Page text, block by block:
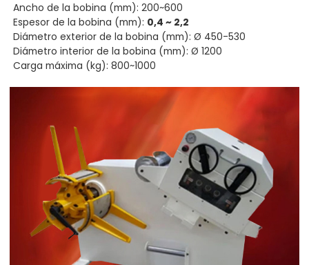
Ancho de la bobina (mm): 200~600
Espesor de la bobina (mm): 0,4 ~ 2,2
Diámetro exterior de la bobina (mm): Ø 450-530
Diámetro interior de la bobina (mm): Ø 1200
Carga máxima (kg): 800~1000